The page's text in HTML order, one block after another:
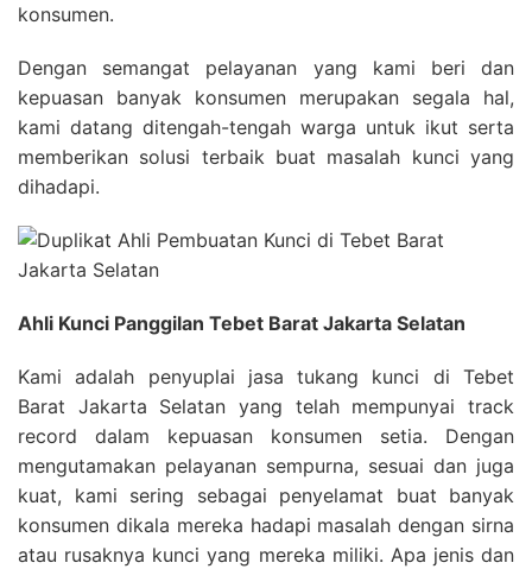
konsumen.
Dengan semangat pelayanan yang kami beri dan
kepuasan banyak konsumen merupakan segala hal,
kami datang ditengah-tengah warga untuk ikut serta
memberikan solusi terbaik buat masalah kunci yang
dihadapi.
Ahli Kunci Panggilan Tebet Barat Jakarta Selatan
Kami adalah penyuplai jasa tukang kunci di Tebet
Barat Jakarta Selatan yang telah mempunyai track
record dalam kepuasan konsumen setia. Dengan
mengutamakan pelayanan sempurna, sesuai dan juga
kuat, kami sering sebagai penyelamat buat banyak
konsumen dikala mereka hadapi masalah dengan sirna
atau rusaknya kunci yang mereka miliki. Apa jenis dan